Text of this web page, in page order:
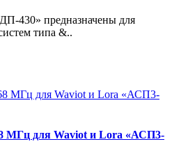
430» предназначены для
типа &..
МГц для Waviot и Lora «АСП3-